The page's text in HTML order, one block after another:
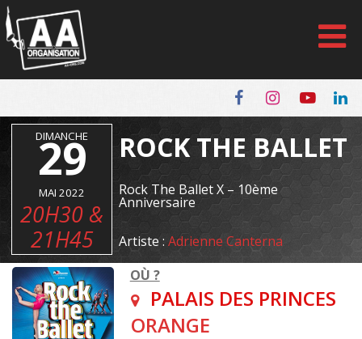
Panneau de gestion des cookies
DIMANCHE
29
MAI 2022
20H30 &
21H45
ROCK THE BALLET
Rock The Ballet X – 10ème
Anniversaire
Artiste :Adrienne Canterna
OÙ ?
PALAIS DES PRINCES
ORANGE